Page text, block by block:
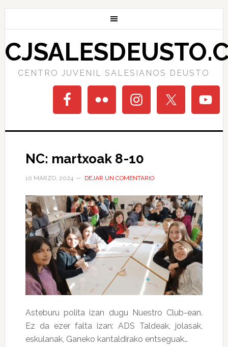
CENTRO JUVENIL SALESIANOS DEUSTO
NC: martxoak 8-10
10 MARZO, 2024 DEJAR UN COMENTARIO
Asteburu polita izan dugu Nuestro Club-ean.
Ez da ezer falta izan: ADS Taldeak, jolasak,
eskulanak, Ganeko kantaldirako entseguak…